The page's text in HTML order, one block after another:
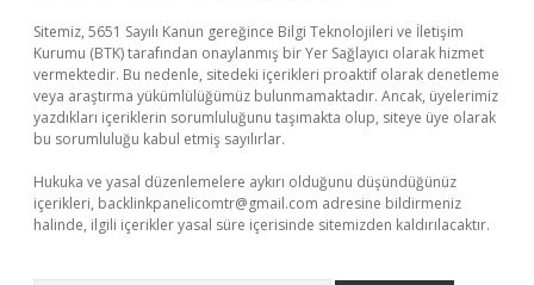
Sitemiz, 5651 Sayılı Kanun gereğince Bilgi Teknolojileri ve İletişim
Kurumu (BTK) tarafından onaylanmış bir Yer Sağlayıcı olarak hizmet
vermektedir. Bu nedenle, sitedeki içerikleri proaktif olarak denetleme
veya araştırma yükümlülüğümüz bulunmamaktadır. Ancak, üyelerimiz
yazdıkları içeriklerin sorumluluğunu taşımakta olup, siteye üye olarak
bu sorumluluğu kabul etmiş sayılırlar.
Hukuka ve yasal düzenlemelere aykırı olduğunu düşündüğünüz
içerikleri, backlinkpanelicomtr@gmail.com adresine bildirmeniz
halinde, ilgili içerikler yasal süre içerisinde sitemizden kaldırılacaktır.